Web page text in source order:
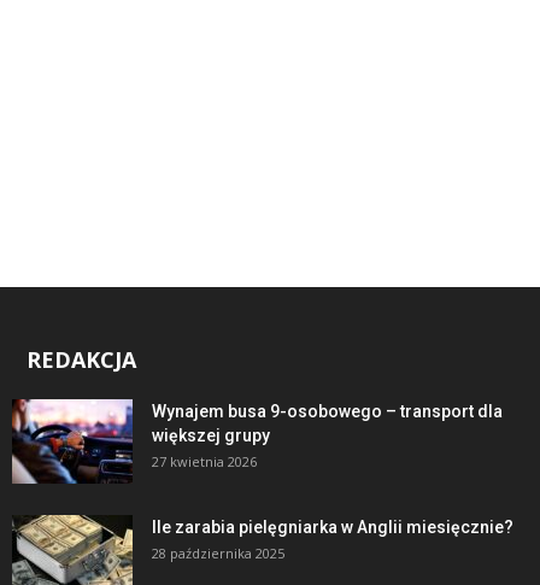
REDAKCJA
Wynajem busa 9-osobowego – transport dla
większej grupy
27 kwietnia 2026
Ile zarabia pielęgniarka w Anglii miesięcznie?
28 października 2025